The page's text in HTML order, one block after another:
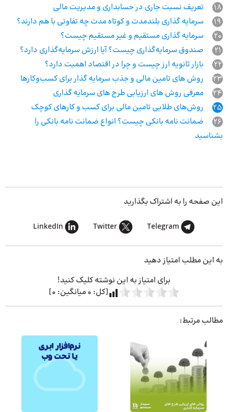
18
تعریف نسبت جاری در حسابداری و مدیریت مالی
19
سرمایه گذاری بلندمدت و کوتاه مدت چه تفاوتی با هم دارند؟
20
سرمایه گذاری مستقیم و غیر مستقیم چیست؟
21
صندوق سرمایه‌گذاری چیست؟ آیا ارزش سرمایه‌گذاری دارد؟
22
بازار ثانویه ارز چیست و چرا در اقتصاد اهمیت دارد؟
23
روش های تامین مالی و جذب سرمایه گذار برای کسب‌وکارها
24
معرفی روش های ارزیابی طرح های سرمایه گذاری
25
روش‌های طلایی تامین مالی برای کسب و کارهای کوچک
26
ضمانت نامه بانکی چیست؟ انواع ضمانت نامه بانکی را
بشناسید
این صفحه را به اشتراک بگذارید
Telegram
Twitter
LinkedIn
به این مطلب امتیاز دهید
برای امتیاز به این نوشته کلیک کنید!
[کل: 0میانگین: 0
]
مطالب مرتبط: